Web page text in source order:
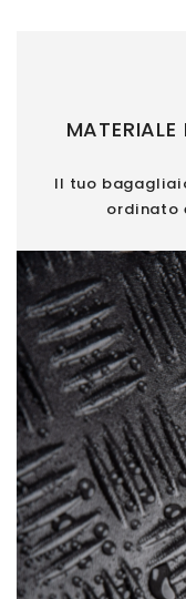
MATERIALE
Il tuo
ordinato